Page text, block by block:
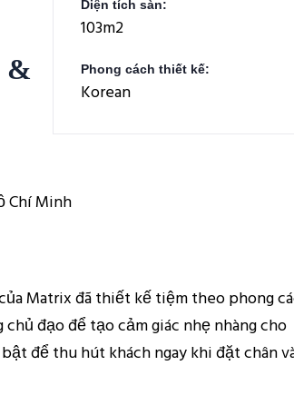
Diện tích sàn:
103m2
Phong cách thiết kế:
Korean
&
Chí Minh
Matrix đã thiết kế tiệm theo phong
đạo để tạo cảm giác nhẹ nhàng cho
để thu hút khách ngay khi đặt chân